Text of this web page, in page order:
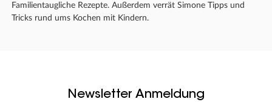
Familientaugliche Rezepte. Außerdem verrät Simone Tipps und
Tricks rund ums Kochen mit Kindern.
Newsletter Anmeldung